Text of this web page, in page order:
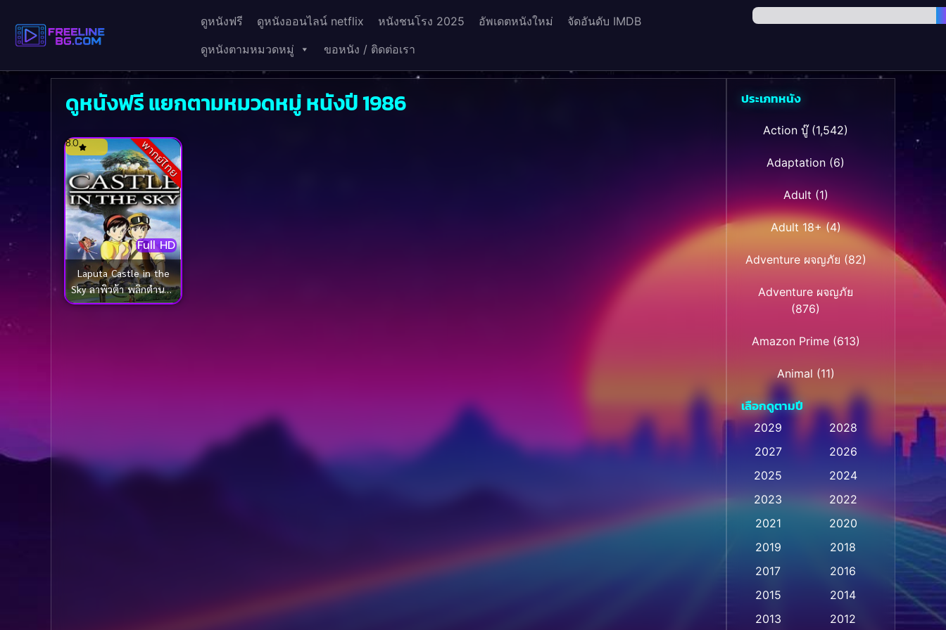
ดูหนังฟรี ดูหนังออนไลน์ netflix หนังชนโรง 2025 อัพเดตหนังใหม่
จัดอันดับ IMDB
ดูหนังตามหมวดหมู่
ขอหนัง / ติดต่อเรา
ดูหนังฟรี แยกตามหมวดหมู่ หนังปี 1986
พากย์ไทย
Full HD
8.0
Laputa Castle in the
Sky ลาพิวต้า พลิกตำนาน
เหนือเวหา (1986)
ประเภทหนัง
Action บู๊(1,542)
Adaptation (6)
Adult(1)
Adult 18+(4)
Adventure ผจญภัย (82)
Adventure ผจญภัย
(876)
Amazon Prime(613)
Animal (11)
Animation การ์ตูน (28)
Animation การ์ตูน
Animation อนิเมชั่น(1)
Animation แอนิเมชั่น(1)
Anthology (2)
เลือกดูตามปี
2029
2028
2027
2026
2025
2024
2023
2022
2021
2020
2019
2018
2017
2016
2015
2014
2013
2012